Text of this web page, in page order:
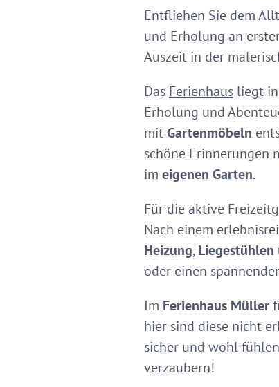
Entfliehen Sie dem
und Erholung an
Auszeit in der
Das Ferienhaus liegt
Erholung und
mitGartenmöbeln
schöne Erinnerungen
im eigenen Garten.
Für die aktive
Nach einem
Heizung,Liegestühlen
oder einen
Im Ferienhaus Müller
hier sind diese nicht
sicher und wohl
verzaubern!